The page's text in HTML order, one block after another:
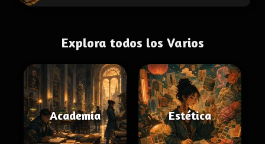
Explora todos los Varios
Academia Estética